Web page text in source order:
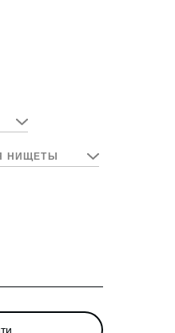
НИЩЕТЫ